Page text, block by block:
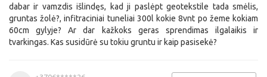
dabar ir vamzdis išlindęs, kad ji paslėpt geotekstile tada smėlis,
gruntas žolė?, infitraciniai tuneliai 300l kokie 8vnt po žeme kokiam
60cm gylyje? Ar dar kažkoks geras sprendimas ilgalaikis ir
tvarkingas. Kas susidūrė su tokiu gruntu ir kaip pasisekė?